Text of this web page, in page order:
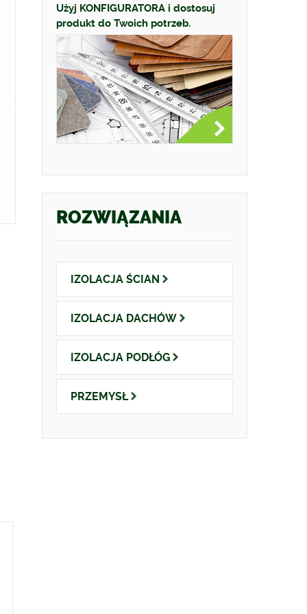
Użyj KONFIGURATORA i dostosuj
produkt do Twoich potrzeb.
ROZWIĄZANIA
IZOLACJA ŚCIAN
IZOLACJA DACHÓW
IZOLACJA PODŁÓG
PRZEMYSŁ